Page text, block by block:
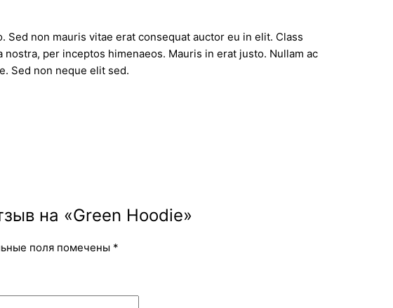
non mauris vitae erat consequat auctor eu in elit. Class
per inceptos himenaeos. Mauris in erat justo. Nullam ac
Sed non neque elit sed.
на «Green Hoodie»
поля помечены *